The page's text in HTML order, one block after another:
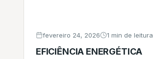
fevereiro 24, 2026 1 min de leitura
EFICIÊNCIA ENERGÉTICA